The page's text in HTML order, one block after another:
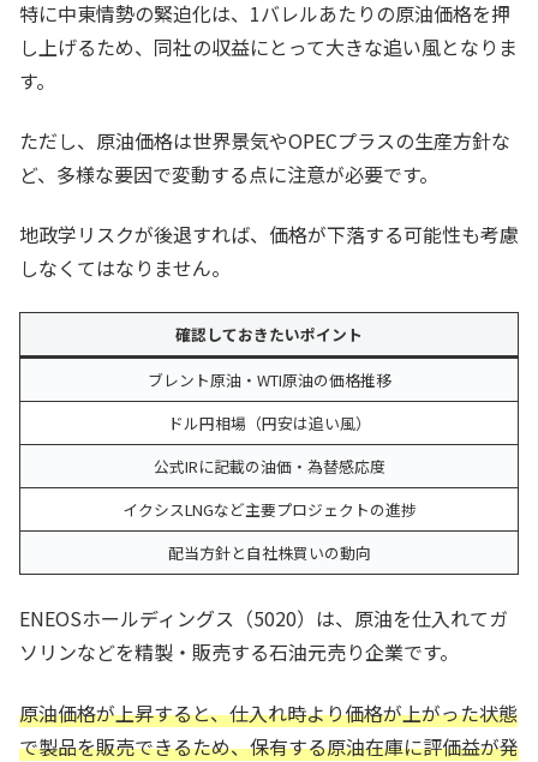
特に中東情勢の緊迫化は、1バレルあたりの原油価格を押
し上げるため、同社の収益にとって大きな追い風となりま
す。
ただし、原油価格は世界景気やOPECプラスの生産方針な
ど、多様な要因で変動する点に注意が必要です。
地政学リスクが後退すれば、価格が下落する可能性も考慮
しなくてはなりません。
確認しておきたいポイント
ブレント原油・WTI原油の価格推移
ドル円相場（円安は追い風）
公式IRに記載の油価・為替感応度
イクシスLNGなど主要プロジェクトの進捗
配当方針と自社株買いの動向
ENEOSホールディングス（5020）は、原油を仕入れてガ
ソリンなどを精製・販売する石油元売り企業です。
原油価格が上昇すると、仕入れ時より価格が上がった状態
で製品を販売できるため、保有する原油在庫に評価益が発